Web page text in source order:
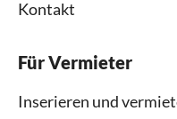
Kontakt
Für Vermieter
Inserieren und